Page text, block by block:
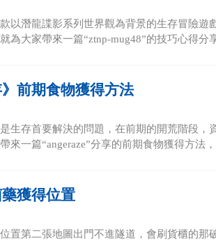
以潛龍諜影系列世界觀為背景的生存冒險
為大家帶來一篇“ztnp-mug48”的技巧心得分
》前期食物獲得方法
生存首要解決的問題，在前期的開荒階段
來一篇“angeraze”分享的前期食物獲得方法
獲得位置
置第二張地圖出門不進隧道，會刷貨櫃的